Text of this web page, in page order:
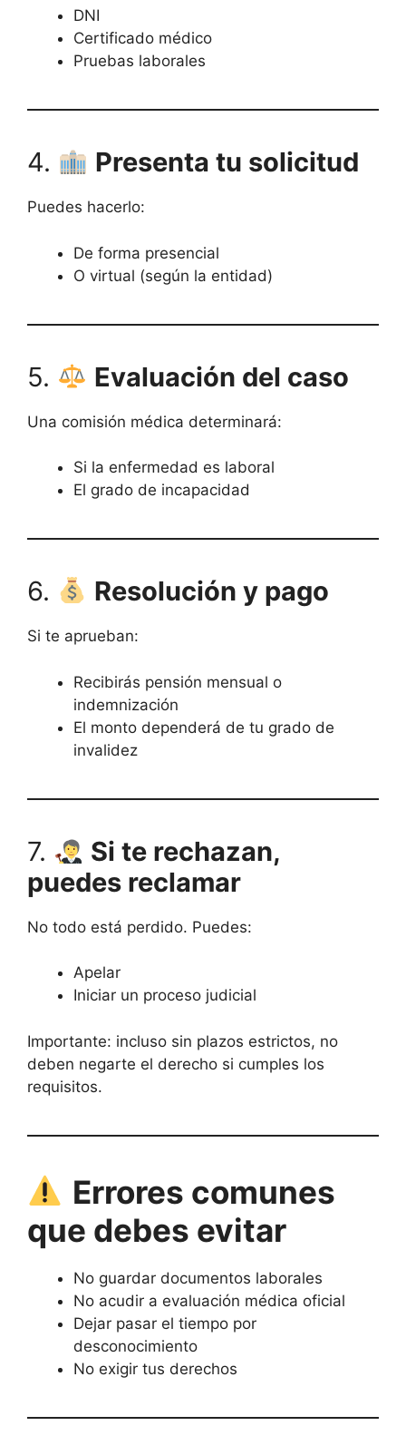
DNI
Certificado médico
Pruebas laborales
4. Presenta tu solicitud
Puedes hacerlo:
De forma presencial
O virtual (según la entidad)
5. Evaluación del caso
Una comisión médica determinará:
Si la enfermedad es laboral
El grado de incapacidad
6. Resolución y pago
Si te aprueban:
Recibirás pensión mensual o
indemnización
El monto dependerá de tu grado de
invalidez
7.
Si te rechazan,
puedes reclamar
No todo está perdido. Puedes:
Apelar
Iniciar un proceso judicial
Importante: incluso sin plazos estrictos, no
deben negarte el derecho si cumples los
requisitos.
Errores comunes
que debes evitar
No guardar documentos laborales
No acudir a evaluación médica oficial
Dejar pasar el tiempo por
desconocimiento
No exigir tus derechos